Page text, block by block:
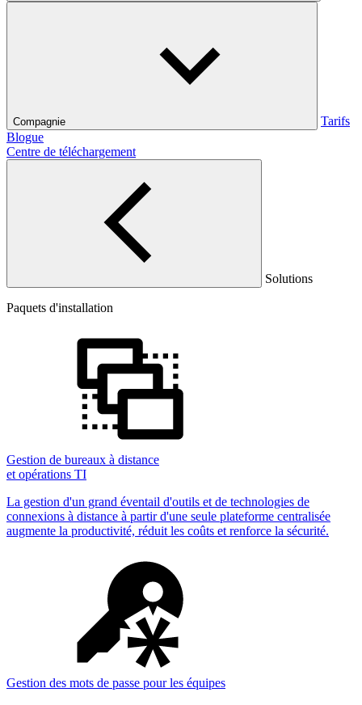
Compagnie
Tarifs
Blogue
Centre de téléchargement
Solutions
Paquets d'installation
Gestion de bureaux à distance
et opérations TI
La gestion d'un grand éventail d'outils et de technologies de
connexions à distance à partir d'une seule plateforme centralisée
augmente la productivité, réduit les coûts et renforce la sécurité.
Gestion des mots de passe pour les équipes